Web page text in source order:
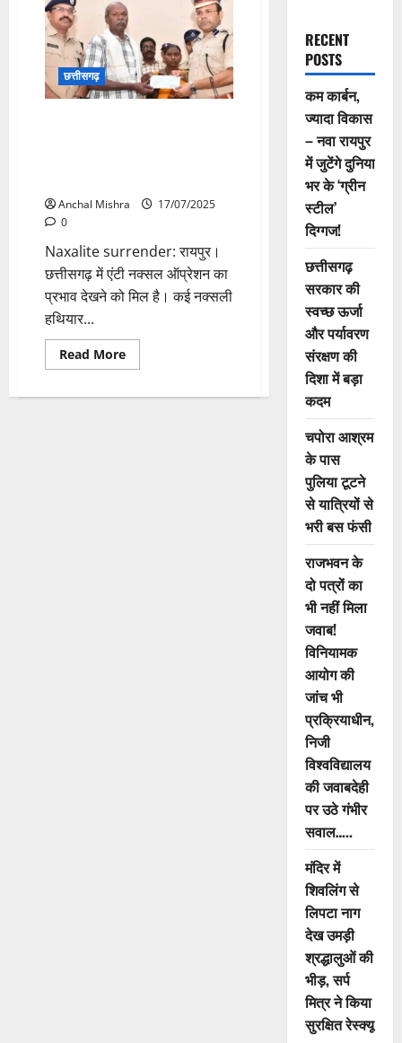
छत्तीसगढ़
Anchal Mishra
17/07/2025
0
Naxalite surrender: रायपुर।
छत्तीसगढ़ में एंटी नक्सल ऑप्रेशन का
प्रभाव देखने को मिल है। कई नक्सली
हथियार...
Read MoreRead
more
surrender:
RECENT
POSTS
कम कार्बन,
ज्यादा विकास
– नवा रायपुर
में जुटेंगे दुनिया
भर के ‘ग्रीन
स्टील’
दिग्गज!
छत्तीसगढ़
सरकार की
स्वच्छ ऊर्जा
और पर्यावरण
संरक्षण की
दिशा में बड़ा
कदम
चपोरा आश्रम
के पास
पुलिया टूटने
से यात्रियों से
भरी बस फंसी
राजभवन के
दो पत्रों का
भी नहीं मिला
जवाब!
विनियामक
आयोग की
जांच भी
प्रक्रियाधीन,
निजी
विश्वविद्यालय
की जवाबदेही
पर उठे गंभीर
सवाल…..
मंदिर में
शिवलिंग से
लिपटा नाग
देख उमड़ी
श्रद्धालुओं की
भीड़, सर्प
मित्र ने किया
सुरक्षित रेस्क्यू